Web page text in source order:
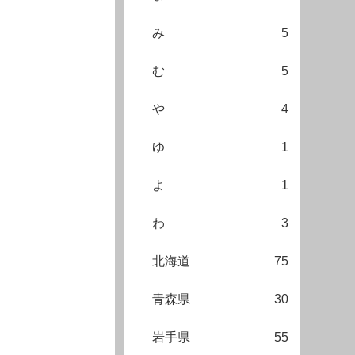
み 5
む 5
や 4
ゆ 1
よ 1
わ 3
北海道 75
青森県 30
岩手県 55